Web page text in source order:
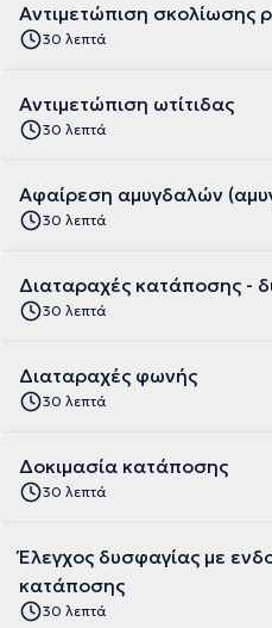
Αντιμετώπιση σκολίωσης
30 λεπτά
Αντιμετώπιση ωτίτιδας
30 λεπτά
Αφαίρεση αμυγδαλών
30 λεπτά
Διαταραχές κατάποσης -
30 λεπτά
Διαταραχές φωνής
30 λεπτά
Δοκιμασία κατάποσης
30 λεπτά
Έλεγχος δυσφαγίας με
κατάποσης
30 λεπτά